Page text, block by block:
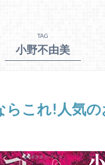
TAG
小野不由美
らこれ!人気